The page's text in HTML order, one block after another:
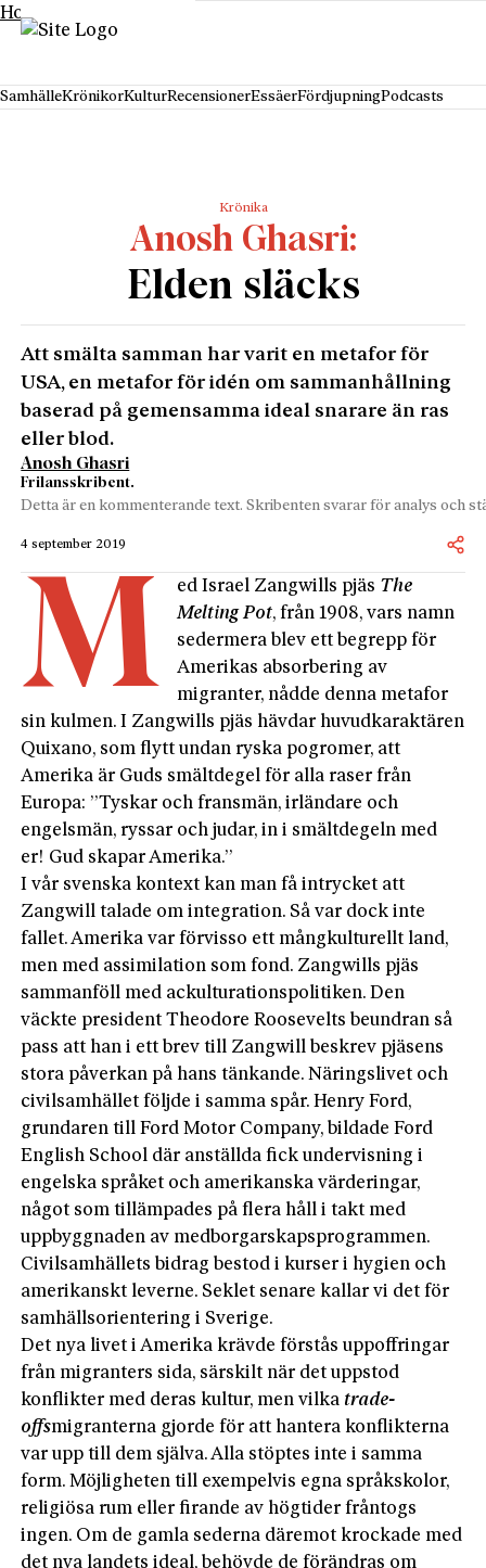
Hoppa till innehåll
SamhälleKrönikorKulturRecensionerEssäerFördjupningPodcasts
Krönika
Anosh Ghasri
Elden släcks
Att smälta samman har varit en metafor för
USA, en metafor för idén om sammanhållning
baserad på gemensamma ideal snarare än ras
eller blod.
Anosh Ghasri
Frilansskribent.
Detta är en kommenterande text. Skribenten svarar för analys och
4 september 2019
M ed Israel Zangwills pjäs The
MeltingPot, från 1908, vars namn
sedermera blev ett begrepp för
Amerikas absorbering av
migranter, nådde denna metafor
sin kulmen. I Zangwills pjäs hävdar huvudkaraktären
Quixano, som flytt undan ryska pogromer, att
Amerika är Guds smältdegel för alla raser från
Europa: ”Tyskar och fransmän, irländare och
engelsmän, ryssar och judar, in i smältdegeln med
er! Gud skapar Amerika.”
I vår svenska kontext kan man få intrycket att
Zangwill talade om integration. Så var dock inte
fallet. Amerika var förvisso ett mångkulturellt land,
men med assimilation som fond. Zangwills pjäs
sammanföll med ackulturationspolitiken. Den
väckte president Theodore Roosevelts beundran så
pass att han i ett brev till Zangwill beskrev pjäsens
stora påverkan på hans tänkande. Näringslivet och
civilsamhället följde i samma spår. Henry Ford,
grundaren till Ford Motor Company, bildade Ford
English School där anställda fick undervisning i
engelska språket och amerikanska värderingar,
något som tillämpades på flera håll i takt med
uppbyggnaden av medborgarskapsprogrammen.
Civilsamhällets bidrag bestod i kurser i hygien och
amerikanskt leverne. Seklet senare kallar vi det för
samhällsorientering i Sverige.
Det nya livet i Amerika krävde förstås uppoffringar
från migranters sida, särskilt när det uppstod
konflikter med deras kultur, men vilka trade-
offsmigranterna gjorde för att hantera konflikterna
var upp till dem själva. Alla stöptes inte i samma
form. Möjligheten till exempelvis egna språkskolor,
religiösa rum eller firande av högtider fråntogs
ingen. Om de gamla sederna däremot krockade med
det nya landets ideal, behövde de förändras om